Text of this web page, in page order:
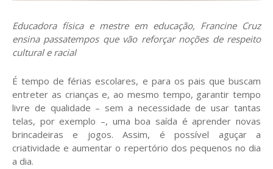
Educadora física e mestre em educação, Francine Cruz
ensina passatempos que vão reforçar noções de respeito
cultural e racial
É tempo de férias escolares, e para os pais que buscam
entreter as crianças e, ao mesmo tempo, garantir tempo
livre de qualidade – sem a necessidade de usar tantas
telas, por exemplo –, uma boa saída é aprender novas
brincadeiras e jogos. Assim, é possível aguçar a
criatividade e aumentar o repertório dos pequenos no dia
a dia.